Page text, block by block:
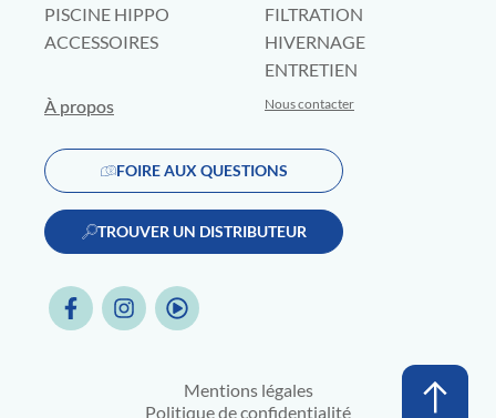
PISCINE HIPPO
ACCESSOIRES
À propos
FILTRATION
HIVERNAGE
ENTRETIEN
Nous contacter
FOIRE AUX QUESTIONS
TROUVER UN DISTRIBUTEUR
Mentions légales
Politique de confidentialité